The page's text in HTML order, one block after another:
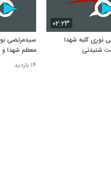
۰۲:۲۳
نوری کلبه شهدا
شنیدنی
سیدمرتضی
معظم شهدا و
۱۴ بازدید